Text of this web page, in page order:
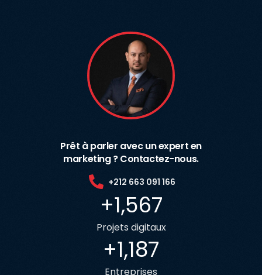
Prêt à parler avec un expert en
marketing ? Contactez-nous.
+212 663 091 166
Projets digitaux
+1,600
Entreprises
+1,215